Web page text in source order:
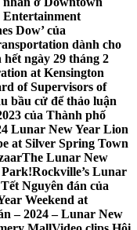
Entertainment
Dow’ của
dành cho
ngày 29 tháng 2
at Kensington
of Supervisors of
bầu cử để thảo luận
của Thành phố
Lunar New Year Lion
at Silver Spring Town
The Lunar New
Park!Rockville’s Lunar
Nguyên đán của
Weekend at
– 2024 – Lunar New